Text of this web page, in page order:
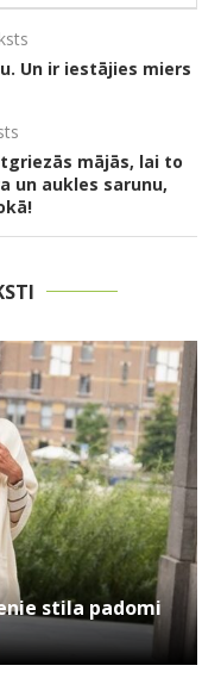
Un ir iestājies miers
mājās, lai to
un aukles sarunu,
stila padomi